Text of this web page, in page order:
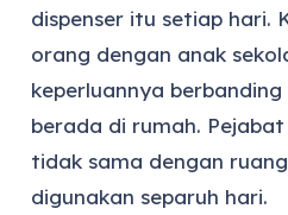
dispenser itu setiap hari.
orang dengan anak
keperluannya
berada di rumah.
tidak sama dengan
digunakan separuh hari.